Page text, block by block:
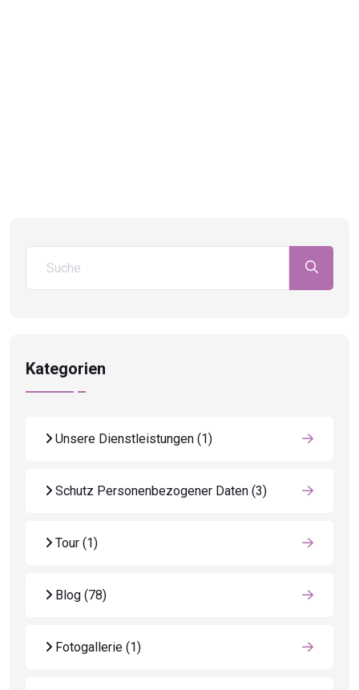
Kategorien
Unsere Dienstleistungen (1)
Schutz Personenbezogener Daten (3)
Tour (1)
Blog (78)
Fotogallerie (1)